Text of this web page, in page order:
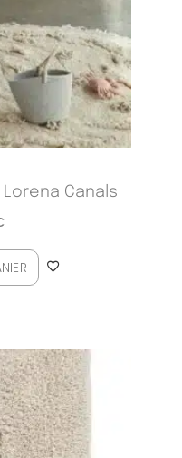
Lorena Canals